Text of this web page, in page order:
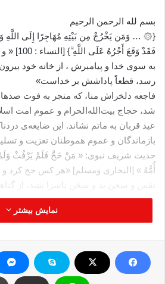
بسم لله الرحمن الرحیم
{۞ … وَمَن يَخْرُجْ مِن بَيْتِهِ مُهَاجِرًا إِلَى اللَّهِ
فَقَدْ وَقَعَ
به سوی خدا و پیامبرش ، از خانه خود
رسد، قطعاً پاداشش بر خداست»
فاجعه دلخراش منا، که منجر به فوت
شد، حجاج بیت‌الله‌الحرام و عموم امت
عید قربان به ماتم نشاند. این ضایعه‌ی
بازماندگان و عموم هموطنان تعزیت و
حدیث شریف نبوی: « مَنْ حَجَّ فَلَمْ یَرْفُثْ
أُمُّهُ » [البخاری ومسلم] «هر کس حج کرد
نفس و سخن بد و سخن ناسزا نشد، از
روزی که از مادر تولد شده است.»
جان باختگان در یکی از مقدس ترین
جنّات نعیم در حسن رفاقت انبیاء و اولیاء
می‌شوند.
اما لازم به یادآوری است که به لحاظ
نمایش بیشتر